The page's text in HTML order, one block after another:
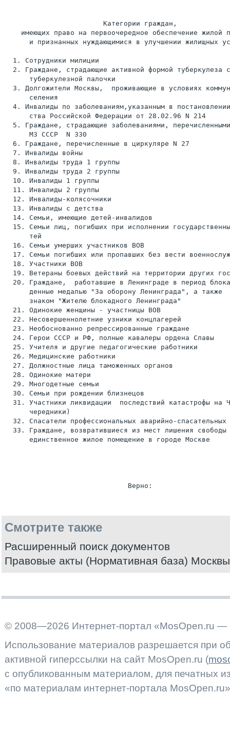
                        Категории граждан,
имеющих право на первоочередное обеспечение жилой
и признанных нуждающимися в улучшении жилищных
  1. Сотрудники милиции
2. Граждане, страдающие активной формой туберкулеза
      туберкулезной палочки
3. Долгожители Москвы,  проживающие в условиях
      селения
4. Инвалиды по заболеваниям,указанным в
      ства Российской Федерации от 28.02.96 N 214
5. Граждане, страдающие заболеваниями,
      МЗ СССР  N 330
  6. Граждане, перечисленные в циркуляре N 27
  7. Инвалиды войны
  8. Инвалиды труда 1 группы
  9. Инвалиды труда 2 группы
  10. Инвалиды 1 группы
  11. Инвалиды 2 группы
  12. Инвалиды-колясочники
  13. Инвалиды с детства
  14. Семьи, имеющие детей-инвалидов
15. Семьи лиц, погибших при исполнении
      тей
  16. Семьи умерших участников ВОВ
17. Семьи погибших или пропавших без вести
  18. Участники ВОВ
19. Ветераны боевых действий на территории других
20. Граждане,  работавшие в Ленинграде в период
денные медалью "За оборону Ленинграда", а также
      знаком "Жителю блокадного Ленинграда"
  21. Одинокие женщины - участницы ВОВ
  22. Несовершеннолетние узники концлагерей
  23. Необоснованно репрессированные граждане
  24. Герои СССР и РФ, полные кавалеры ордена Славы
  25. Учителя и другие педагогические работники
  26. Медицинские работники
  27. Должностные лица таможенных органов
  28. Одинокие матери
  29. Многодетные семьи
  30. Семьи при рождении близнецов
31. Участники ликвидации  последствий катастрофы на
      чередники)
32. Спасатели профессиональных аварийно-спасательных
33. Граждане, возвратившиеся из мест лишения свободы
      единственное жилое помещение в городе Москве
Смотрите также
Расширенный поиск документов
Правовые акты (Нормативная база) Москвы
© 2008—2026 Интернет-портал «MosOpen.ru —
Использование материалов разрешается при
активной гиперссылки на сайт MosOpen.ru (
с опубликованным материалом, для печатных
«по материалам интернет-портала